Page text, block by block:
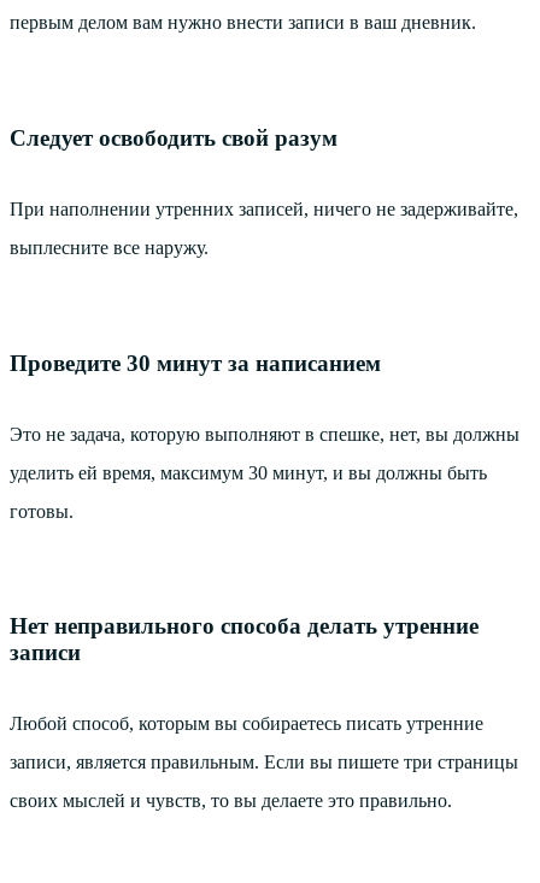
первым делом вам нужно внести записи в ваш дневник.
Следует освободить свой разум
При наполнении утренних записей, ничего не задерживайте,
выплесните все наружу.
Проведите 30 минут за написанием
Это не задача, которую выполняют в спешке, нет, вы должны
уделить ей время, максимум 30 минут, и вы должны быть
готовы.
Нет неправильного способа делать утренние
записи
Любой способ, которым вы собираетесь писать утренние
записи, является правильным. Если вы пишете три страницы
своих мыслей и чувств, то вы делаете это правильно.